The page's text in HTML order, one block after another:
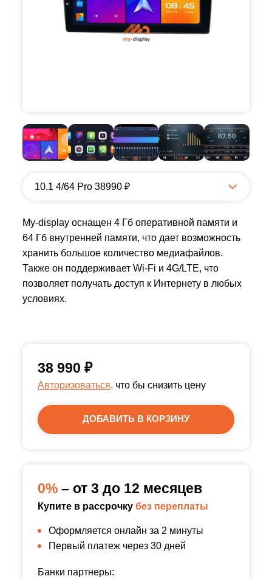
10.1 4/64 Pro 38990 ₽
My-display оснащен 4 Гб оперативной памяти и
64 Гб внутренней памяти, что дает возможность
хранить большое количество медиафайлов.
Также он поддерживает Wi-Fi и 4G/LTE, что
позволяет получать доступ к Интернету в любых
условиях.
38 990 ₽
Авторизоваться, что бы снизить цену
ДОБАВИТЬ В КОРЗИНУ
0% – от 3 до 12 месяцев
Купите в рассрочку без переплаты
Оформляется онлайн за 2 минуты
Первый платеж через 30 дней
Банки партнеры: